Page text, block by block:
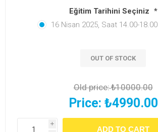
Eğitim Tarihini Seçiniz *
16 Nisan 2025, Saat 14.00-18.00
OUT OF STOCK
Old price:₺10000.00
Price: ₺4990.00
i